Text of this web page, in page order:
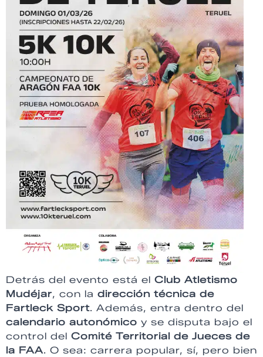
Detrás del evento está el Club Atletismo
Mudéjar, con la dirección técnica de
Fartleck Sport. Además, entra dentro del
calendario autonómico y se disputa bajo el
control del Comité Territorial de Jueces de
la FAA. O sea: carrera popular, sí, pero bien